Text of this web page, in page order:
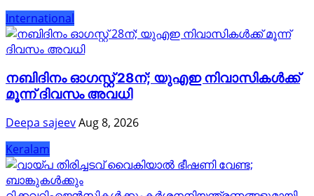
International
നബിദിനം ഓഗസ്റ്റ് 28ന്; യുഎഇ നിവാസികൾക്ക്
മൂന്ന് ദിവസം അവധി
Deepa sajeevAug 8, 2026
Keralam